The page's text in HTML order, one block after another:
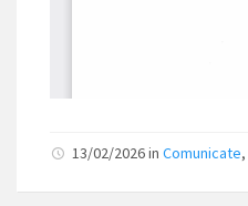
13/02/2026in Comunicate,